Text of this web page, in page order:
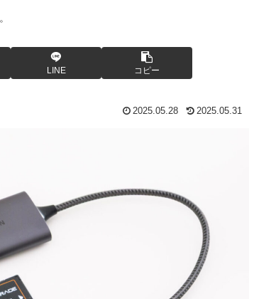
LINE コピー
2025.05.28 2025.05.31